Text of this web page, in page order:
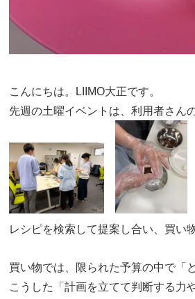
こんにちは。LIIMO大正です。
先週の土曜イベントは、利用者さん
レシピを検索して提案し合い、買い
買い物では、限られた予算の中で「
こうした「計画を立てて判断する力